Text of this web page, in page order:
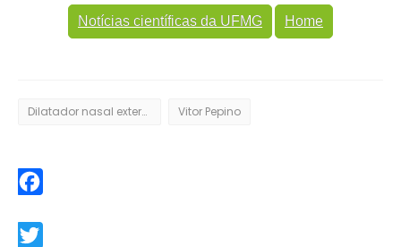
Notícias científicas da UFMG Home
Dilatador nasal externo Vitor Pepino